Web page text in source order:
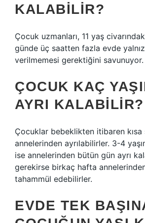
KALABILIR?
Çocuk uzmanları, 11 yaş
günde üç saatten fazla evde
verilmemesi gerektiğini savunuyor.
ÇOCUK KAÇ
AYRI KALABILIR?
Çocuklar bebeklikten itibaren kısa
annelerinden ayrılabilirler. 3-4
ise annelerinden bütün gün ayrı
gerekirse birkaç hafta
tahammül edebilirler.
EVDE TEK